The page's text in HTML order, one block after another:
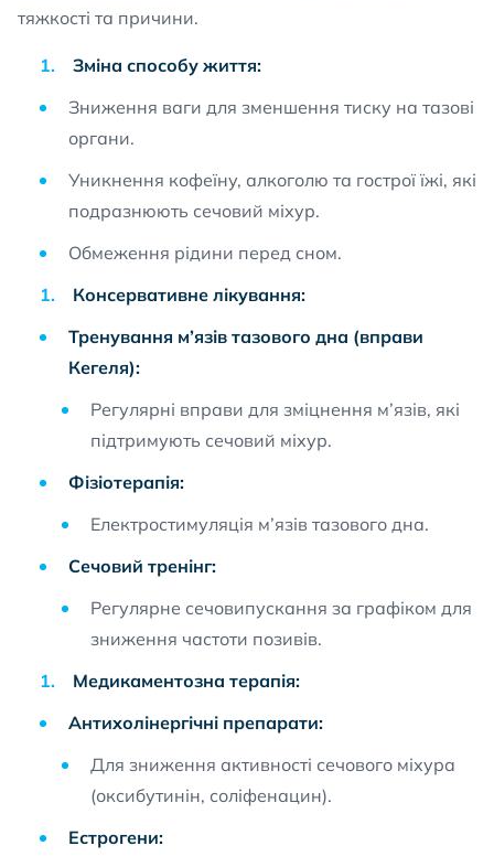
тяжкості та причини.
Зміна способу життя:
Зниження ваги для зменшення тиску на тазові
органи.
Уникнення кофеїну, алкоголю та гострої їжі, які
подразнюють сечовий міхур.
Обмеження рідини перед сном.
Консервативне лікування:
Тренування м’язів тазового дна (вправи
Кегеля):
Регулярні вправи для зміцнення м’язів, які
підтримують сечовий міхур.
Фізіотерапія:
Електростимуляція м’язів тазового дна.
Сечовий тренінг:
Регулярне сечовипускання за графіком для
зниження частоти позивів.
Медикаментозна терапія:
Антихолінергічні препарати:
Для зниження активності сечового міхура
(оксибутинін, соліфенацин).
Естрогени: